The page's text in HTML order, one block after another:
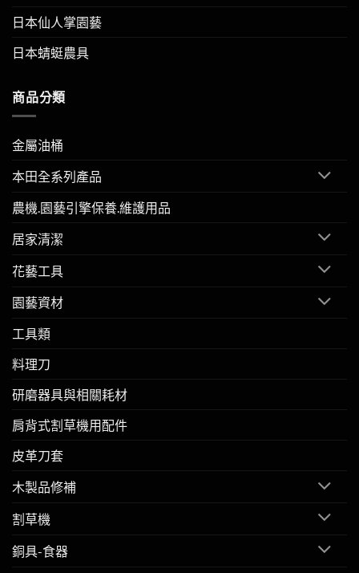
日本仙人掌園藝
日本蜻蜓農具
商品分類
金屬油桶
本田全系列產品
農機.園藝引擎保養.維護用品
居家清潔
花藝工具
園藝資材
工具類
料理刀
研磨器具與相關耗材
肩背式割草機用配件
皮革刀套
木製品修補
割草機
銅具-食器